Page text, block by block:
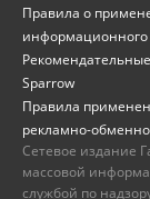
Правила о
Sparrow
Правила
рекламно-
Сетевое издание
массовой
службой по